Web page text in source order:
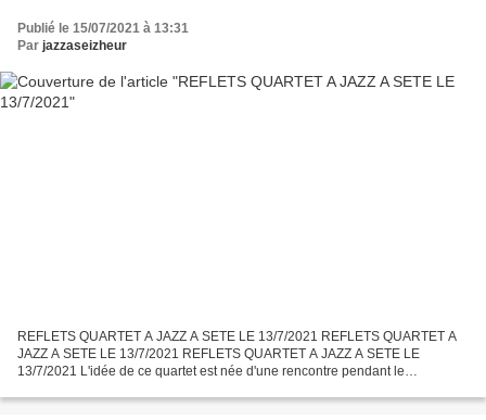
Publié le 15/07/2021 à 13:31
Par jazzaseizheur
REFLETS QUARTET A JAZZ A SETE LE 13/7/2021 REFLETS QUARTET A
JAZZ A SETE LE 13/7/2021 REFLETS QUARTET A JAZZ A SETE LE
13/7/2021 L'idée de ce quartet est née d'une rencontre pendant le
laquelle...